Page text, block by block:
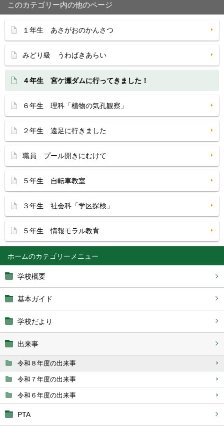
ホーム
学校概要
基本ガイド
学校だより
出来事
令和８年度の出来事
令和７年度の出来事
令和６年度の出来事
PTA
このカテゴリー内の他のページ
１年生 あさがおのかんさつ
みどり級 うわばきあらい
４年生 宮ケ瀬ダムに行ってきました！
６年生 理科「植物の気孔観察」
２年生 遠足に行きました
職員 プール開きにむけて
５年生 自転車教室
３年生 社会科「学区探検」
５年生 情報モラル教育